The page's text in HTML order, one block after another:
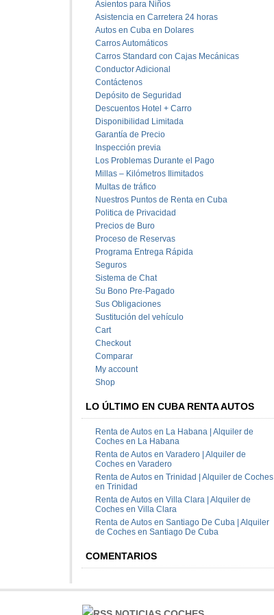
Asientos para Niños
Asistencia en Carretera 24 horas
Autos en Cuba en Dolares
Carros Automáticos
Carros Standard con Cajas Mecánicas
Conductor Adicional
Contáctenos
Depósito de Seguridad
Descuentos Hotel + Carro
Disponibilidad Limitada
Garantía de Precio
Inspección previa
Los Problemas Durante el Pago
Millas – Kilómetros Ilimitados
Multas de tráfico
Nuestros Puntos de Renta en Cuba
Politica de Privacidad
Precios de Buro
Proceso de Reservas
Programa Entrega Rápida
Seguros
Sistema de Chat
Su Bono Pre-Pagado
Sus Obligaciones
Sustitución del vehículo
Cart
Checkout
Comparar
My account
Shop
LO ÚLTIMO EN CUBA RENTA AUTOS
Renta de Autos en La Habana | Alquiler de
Coches en La Habana
Renta de Autos en Varadero | Alquiler de
Coches en Varadero
Renta de Autos en Trinidad | Alquiler de Coches
en Trinidad
Renta de Autos en Villa Clara | Alquiler de
Coches en Villa Clara
Renta de Autos en Santiago De Cuba | Alquiler
de Coches en Santiago De Cuba
COMENTARIOS